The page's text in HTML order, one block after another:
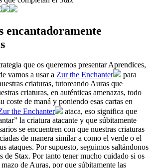
encantadoramente
que os queremos presentar Aprendices,
vamos a usar a Zur the Enchanter
para
criaturas, tutoreando Auras que
criaturas, en auténticas amenazas, todo
coste de maná y poniendo esas cartas en
the Enchanter
ataca, eso significa que
la criatura atacante y que súbitamente
se encuentren con que nuestras criaturas
de manera similar a como el verde o el
ataques. Por supuesto, seguimos saltándonos
de Stax. Por tanto tener mucho cuidado si os
de Auras, por que súbitamente las